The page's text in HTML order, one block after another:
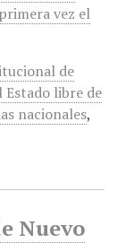
vez el
de
libre de
nacionales,
Nuevo